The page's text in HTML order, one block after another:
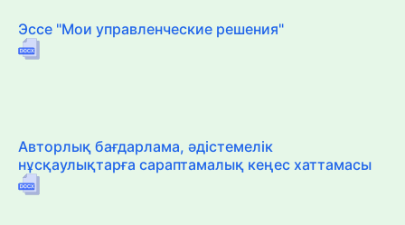
Эссе "Мои управленческие решения"
Авторлық бағдарлама, әдістемелік
нұсқаулықтарға сараптамалық кеңес хаттамасы